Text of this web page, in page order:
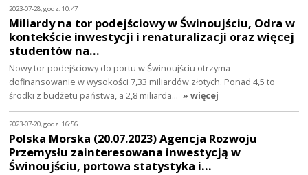
2023-07-28, godz. 10:47
Miliardy na tor podejściowy w Świnoujściu, Odra w
kontekście inwestycji i renaturalizacji oraz więcej
studentów na…
Nowy tor podejściowy do portu w Świnoujściu otrzyma
dofinansowanie w wysokości 7,33 miliardów złotych. Ponad 4,5 to
środki z budżetu państwa, a 2,8 miliarda… » więcej
2023-07-20, godz. 16:56
Polska Morska (20.07.2023) Agencja Rozwoju
Przemysłu zainteresowana inwestycją w
Świnoujściu, portowa statystyka i…